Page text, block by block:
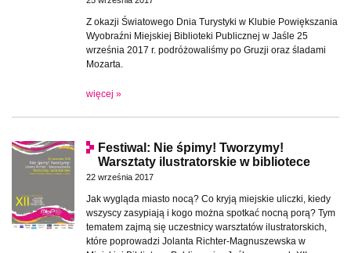
Z okazji Światowego Dnia Turystyki w Klubie Powiększania
Wyobraźni Miejskiej Biblioteki Publicznej w Jaśle 25
września 2017 r. podróżowaliśmy po Gruzji oraz śladami
Mozarta.
więcej »
Festiwal: Nie śpimy! Tworzymy!
Warsztaty ilustratorskie w bibliotece
22 września 2017
Jak wygląda miasto nocą? Co kryją miejskie uliczki, kiedy
wszyscy zasypiają i kogo można spotkać nocną porą? Tym
tematem zajmą się uczestnicy warsztatów ilustratorskich,
które poprowadzi Jolanta Richter-Magnuszewska w